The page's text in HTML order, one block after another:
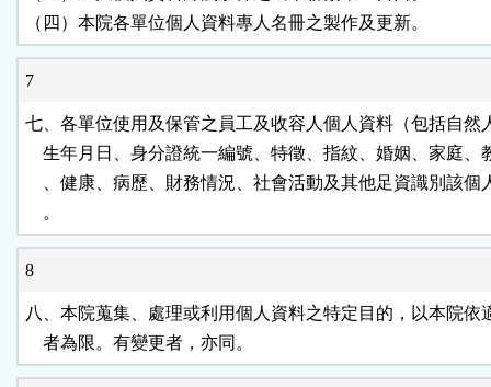
（四）本院各單位個人資料專人名冊之製作及更新。
7
七、各單位使用及保管之員工及收容人個人資料（包括自然
生年月日、身分證統一編號、特徵、指紋、婚姻、家庭、
、健康、病歷、財務情況、社會活動及其他足資識別該個
    。
8
八、本院蒐集、處理或利用個人資料之特定目的，以本院依
    者為限。有變更者，亦同。